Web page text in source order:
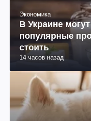
Экономика
В Украине
популярные
стоить
14 часов назад